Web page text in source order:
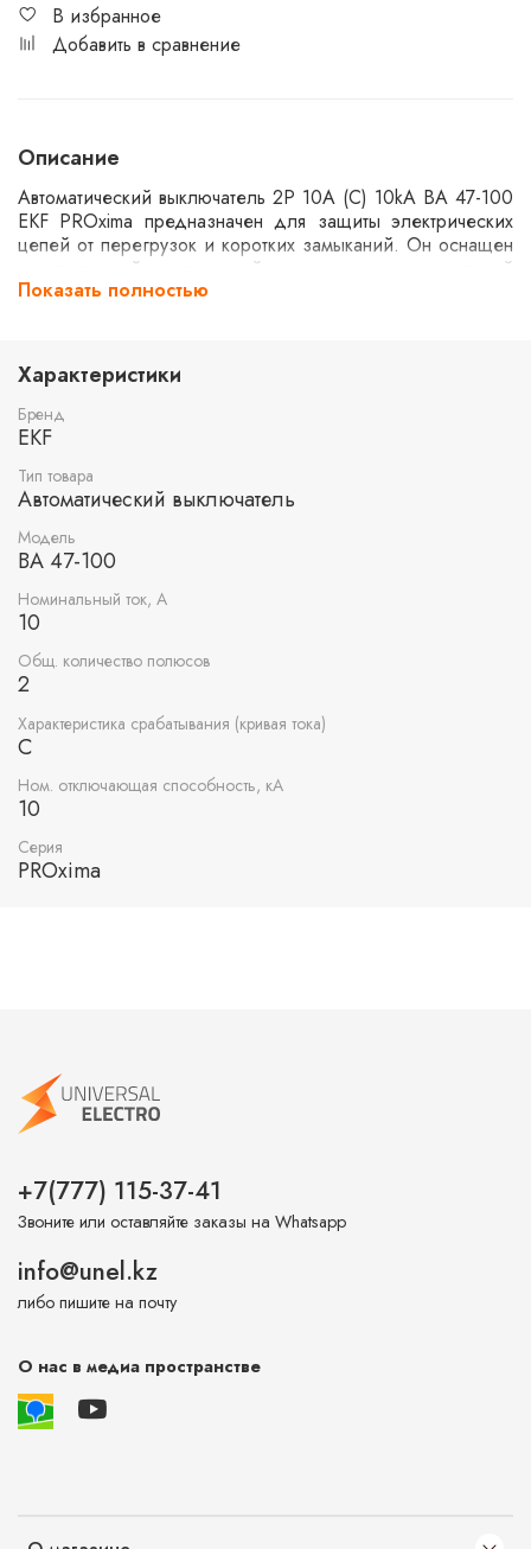
В избранное
Добавить в сравнение
Описание
Автоматический выключатель 2P 10А (C) 10kA ВА 47-100
EKF PROxima предназначен для защиты электрических
цепей от перегрузок и коротких замыканий. Он оснащен
двухполюсной конструкцией и рассчитан на номинальный
ток 10А. Устройство обладает высокой отключающей
Показать полностью
Характеристики
Бренд
EKF
Тип товара
Автоматический выключатель
Модель
ВА 47-100
Номинальный ток, А
10
Общ. количество полюсов
2
Характеристика срабатывания (кривая тока)
C
Ном. отключающая способность, кА
10
Серия
PROxima
+7(777) 115-37-41
Звоните или оставляйте заказы на Whatsapp
info@unel.kz
либо пишите на почту
О нас в медиа пространстве